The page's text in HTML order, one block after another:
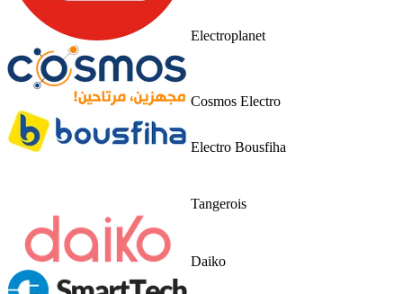
Electroplanet
Cosmos Electro
Electro Bousfiha
Tangerois
Daiko